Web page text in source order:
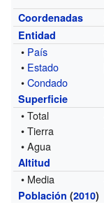
Coordenadas
Entidad
• País
• Estado
•Condado
Superficie
• Total
• Tierra
• Agua
Altitud
• Media
Población (2010)